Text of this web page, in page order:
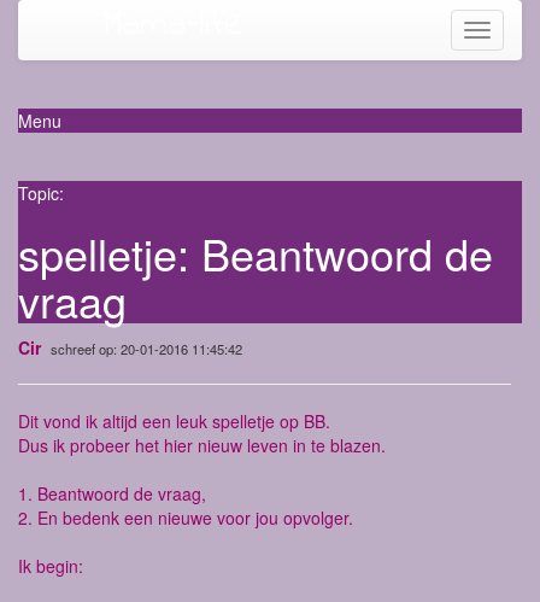
Toggle
Menu
Topic:
spelletje: Beantwoord de
vraag
Cir schreef op: 20-01-2016 11:45:42
Dit vond ik altijd een leuk spelletje op BB.
Dus ik probeer het hier nieuw leven in te blazen.
1. Beantwoord de vraag,
2. En bedenk een nieuwe voor jou opvolger.
Ik begin: